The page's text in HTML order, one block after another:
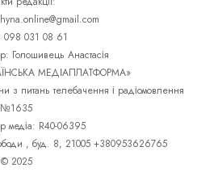
098 031 08 61
Голошивець Анастасія
МЕДІАПЛАТФОРМА»
з питань телебачення і радіомовлення
№1635
медіа: R40-06395
, буд. 8, 21005 +380953626765
© 2025